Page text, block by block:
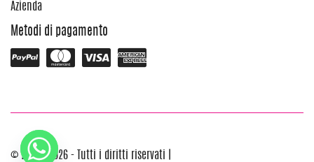
Azienda
Metodi di pagamento
© 2012 - 2026 - Tutti i diritti riservati |